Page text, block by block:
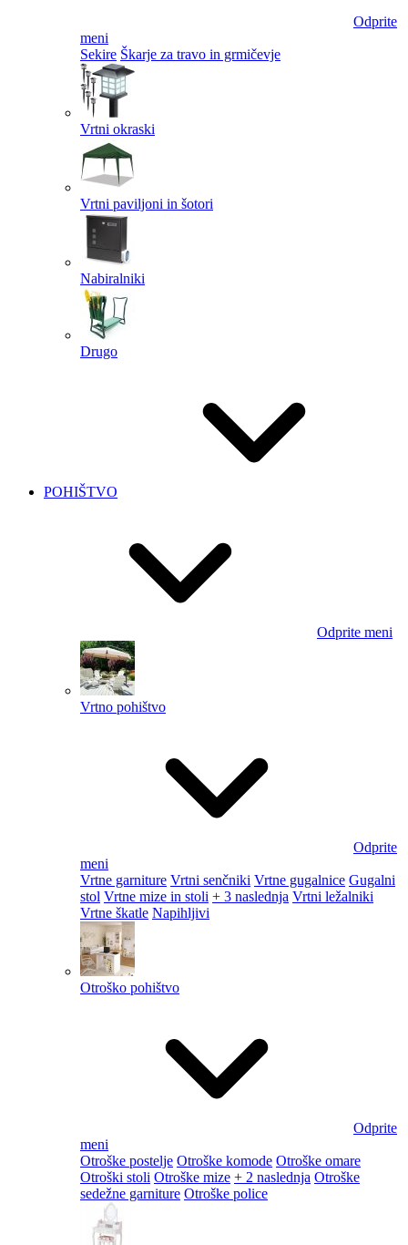
Odprite
meni
Sekire Škarje za travo in grmičevje
Vrtni okraski
Vrtni paviljoni in šotori
Nabiralniki
Drugo
POHIŠTVO
Odprite meni
Vrtno pohištvo
Odprite
meni
Vrtne garniture Vrtni senčniki Vrtne gugalnice Gugalni
stol Vrtne mize in stoli + 3 naslednja Vrtni ležalniki
Vrtne škatle Napihljivi
Otroško pohištvo
Odprite
meni
Otroške postelje Otroške komode Otroške omare
Otroški stoli Otroške mize + 2 naslednja Otroške
sedežne garniture Otroške police